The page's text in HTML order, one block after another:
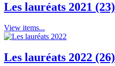
Les lauréats 2021 (23)
View items...
Les lauréats 2022 (26)